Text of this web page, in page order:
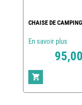
CHAISE DE
En savoir plus